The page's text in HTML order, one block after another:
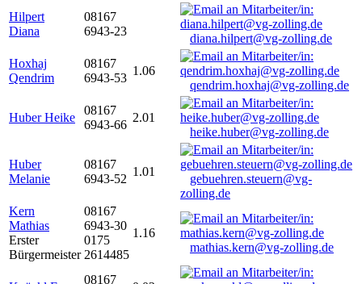
Hilpert
Diana
08167
6943-23
diana.hilpert@vg-zolling.de
Hoxhaj
Qendrim
08167
6943-53
1.06
qendrim.hoxhaj@vg-zolling.de
Huber Heike
08167
6943-66
2.01
heike.huber@vg-zolling.de
Huber
Melanie
08167
6943-52
1.01
gebuehren.steuern@vg-
zolling.de
Kern
Mathias
Erster
Bürgermeister
08167
6943-30
0175
2614485
1.16
mathias.kern@vg-zolling.de
08167